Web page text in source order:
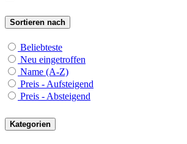
Sortieren nach
Beliebteste
Neu eingetroffen
Name (A-Z)
Preis - Aufsteigend
Preis - Absteigend
Kategorien